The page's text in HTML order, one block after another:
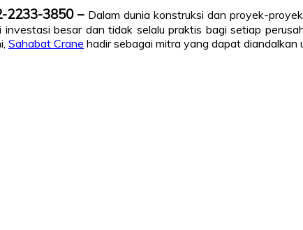
2233-3850 – Dalam dunia konstruksi dan proyek-
besar dan tidak selalu praktis bagi setiap
Sahabat Crane hadir sebagai mitra yang dapat